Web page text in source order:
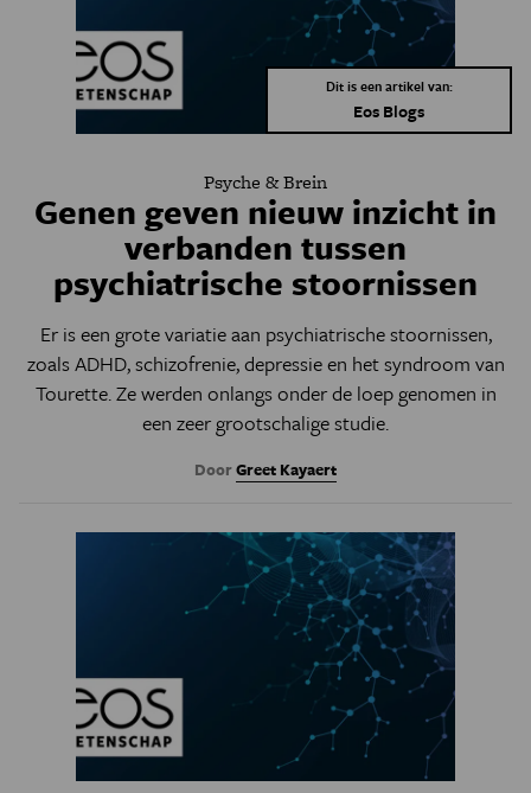
Dit is een artikel van:
Eos Blogs
Psyche & Brein
Genen geven nieuw inzicht in
verbanden tussen
psychiatrische stoornissen
Er is een grote variatie aan psychiatrische stoornissen,
zoals ADHD, schizofrenie, depressie en het syndroom van
Tourette. Ze werden onlangs onder de loep genomen in
een zeer grootschalige studie.
DoorGreet Kayaert